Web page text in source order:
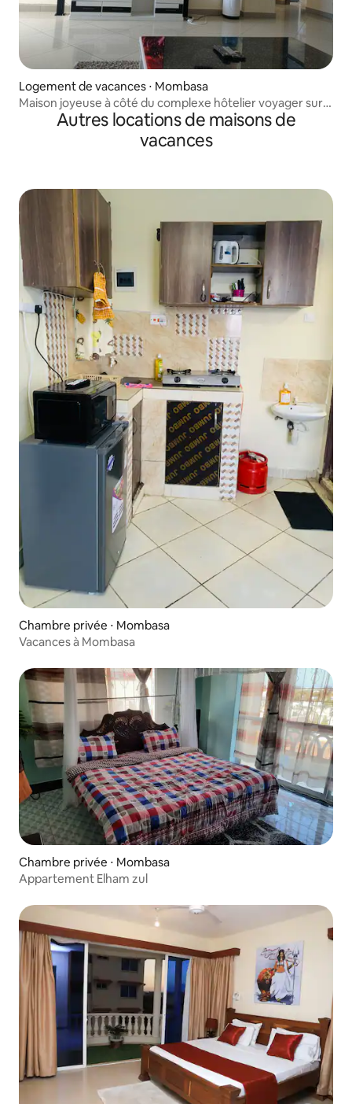
Logement de vacances ⋅ Mombasa
Maison joyeuse à côté du complexe hôtelier voyager sur
la plageAutres locations de maisons de
vacances
Chambre privée ⋅ Mombasa
Vacances à Mombasa
Chambre privée ⋅ Mombasa
Appartement Elham zul